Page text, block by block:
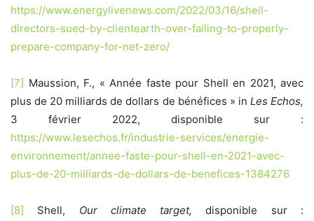
https://www.energylivenews.com/2022/03/16/shell-
directors-sued-by-clientearth-over-failing-to-properly-
prepare-company-for-net-zero/
[7] Maussion, F., « Année faste pour Shell en 2021, avec
plus de 20 milliards de dollars de bénéfices » in Les Echos,
3 février 2022, disponible sur :
https://www.lesechos.fr/industrie-services/energie-
environnement/annee-faste-pour-shell-en-2021-avec-
plus-de-20-milliards-de-dollars-de-benefices-1384276
[8] Shell, Our climate target,disponible sur :